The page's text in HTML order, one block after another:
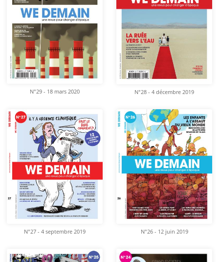
N°29 - 18 mars 2020 N°28 - 4 décembre 2019
N°27 - 4 septembre 2019 N°26 - 12 juin 2019